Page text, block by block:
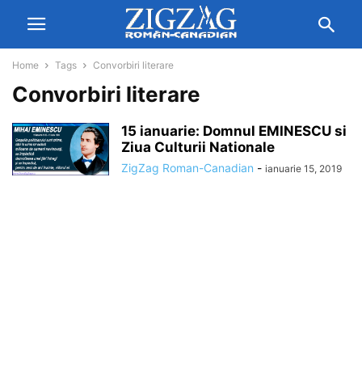
Home Tags Convorbiri literare
Convorbiri literare
15 ianuarie: Domnul EMINESCU si
Ziua Culturii Nationale
ZigZag Roman-Canadian - ianuarie 15, 2019